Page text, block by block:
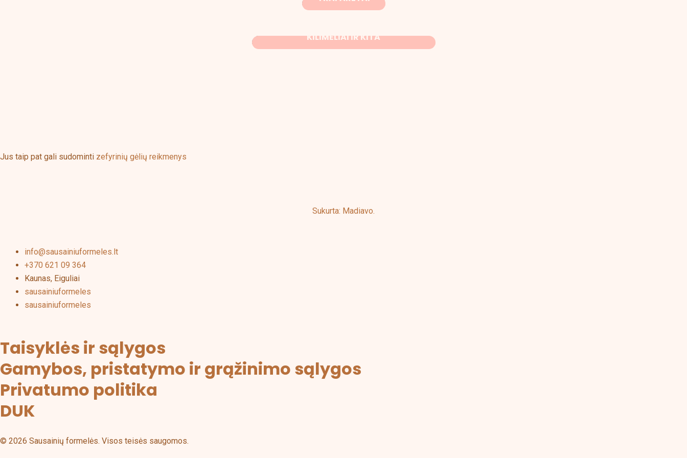
KILIMĖLIAI IR KITA
Jus taip pat gali sudominti zefyrinių gėlių reikmenys
Sukurta: Madiavo.
info@sausainiuformeles.lt
+370 621 09 364
Kaunas, Eiguliai
sausainiuformeles
sausainiuformeles
Taisyklės ir sąlygos
Gamybos, pristatymo ir grąžinimo sąlygos
Privatumo politika
DUK
© 2026 Sausainių formelės. Visos teisės saugomos.